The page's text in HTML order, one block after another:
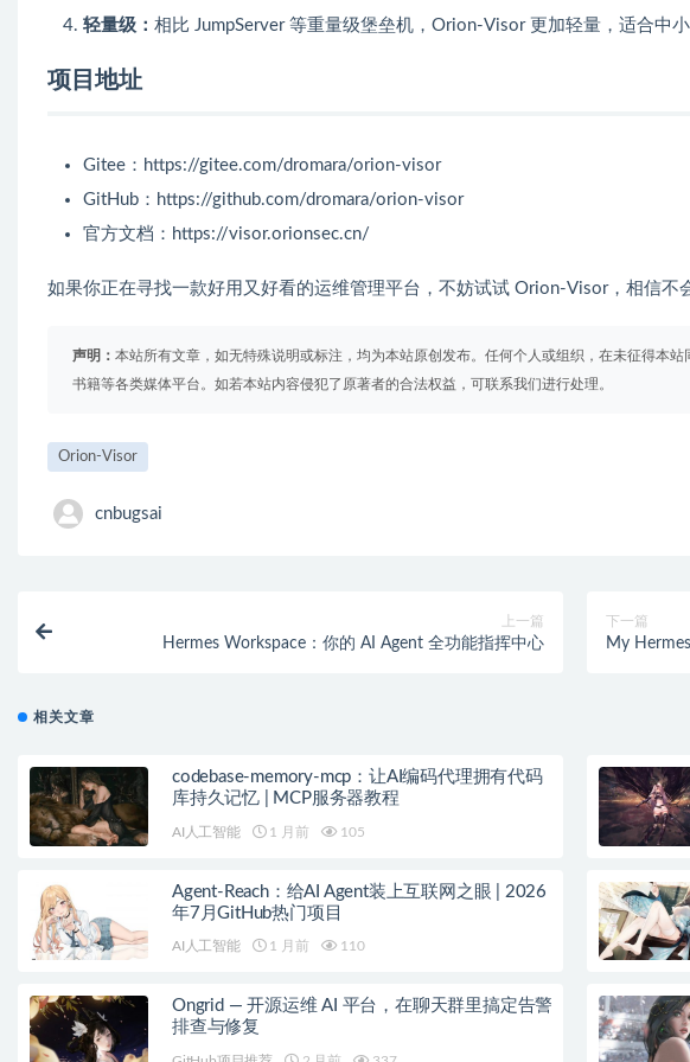
轻量级： 相比 JumpServer 等重量级堡垒机，Orion-Visor 更加轻量，适合中小
项目地址
Gitee： https://gitee.com/dromara/orion-visor
GitHub： https://github.com/dromara/orion-visor
官方文档： https://visor.orionsec.cn/
如果你正在寻找一款好用又好看的运维管理平台，不妨试试 Orion-Visor，相信不
声明： 本站所有文章，如无特殊说明或标注，均为本站原创发布。任何个人或组织，在未征得本
书籍等各类媒体平台。如若本站内容侵犯了原著者的合法权益，可联系我们进行处理。
Orion-Visor
cnbugsai
上一篇
Hermes Workspace：你的 AI Agent 全功能指挥中心
下一篇
My
相关文章
codebase-memory-mcp：让AI编码代理拥有代码
库持久记忆 | MCP服务器教程
AI人工智能 1 月前 105
Agent-Reach：给AI Agent装上互联网之眼 | 2026
年7月GitHub热门项目
AI人工智能 1 月前 110
Ongrid — 开源运维 AI 平台，在聊天群里搞定告警
排查与修复